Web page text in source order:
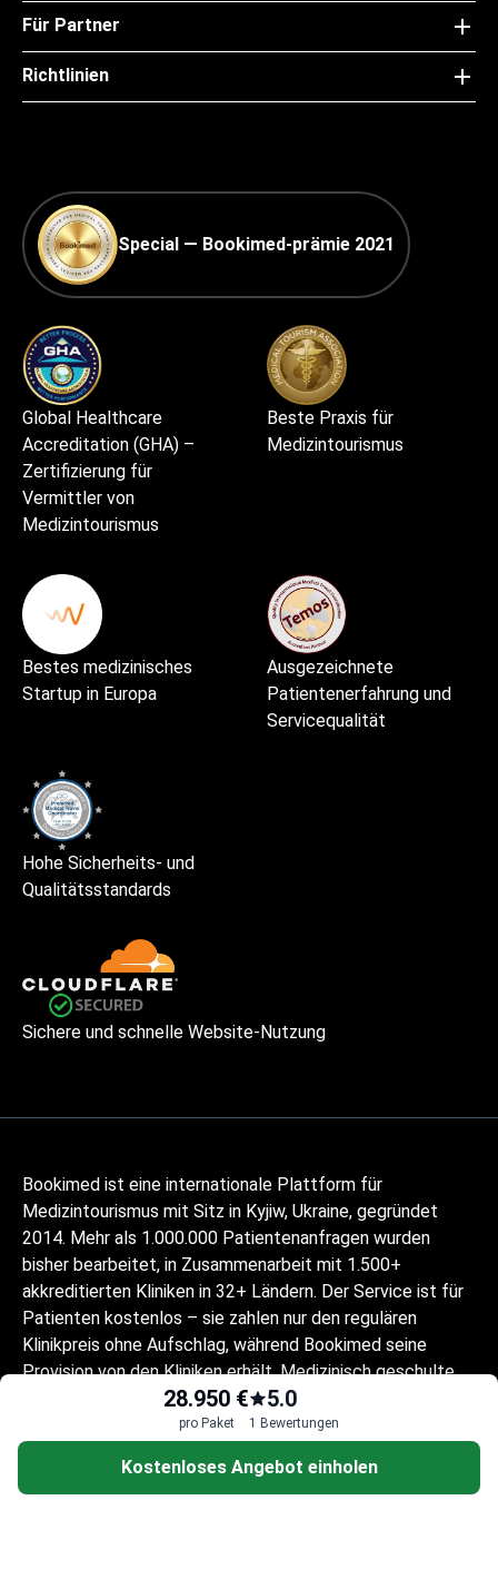
28.950 €
pro Paket
5.0
1 Bewertungen
Kostenloses Angebot einholen
Für Partner
Richtlinien
Special — Bookimed-prämie 2021
Global Healthcare
Accreditation (GHA) –
Zertifizierung für
Vermittler von
Medizintourismus
Beste Praxis für
Medizintourismus
Bestes medizinisches
Startup in Europa
Ausgezeichnete
Patientenerfahrung und
Servicequalität
Hohe Sicherheits- und
Qualitätsstandards
Sichere und schnelle Website-Nutzung
Bookimed ist eine internationale Plattform für
Medizintourismus mit Sitz in Kyjiw, Ukraine, gegründet
2014. Mehr als 1.000.000 Patientenanfragen wurden
bisher bearbeitet, in Zusammenarbeit mit 1.500+
akkreditierten Kliniken in 32+ Ländern. Der Service ist für
Patienten kostenlos – sie zahlen nur den regulären
Klinikpreis ohne Aufschlag, während Bookimed seine
Provision von den Kliniken erhält. Medizinisch geschulte
Koordinatoren helfen Patienten, geprüfte Kliniken und
Ärzte zu vergleichen, und begleiten sie in 10+ Sprachen
Accreditation-zertifiziert, zuvor war sie Temos-zertifiziert